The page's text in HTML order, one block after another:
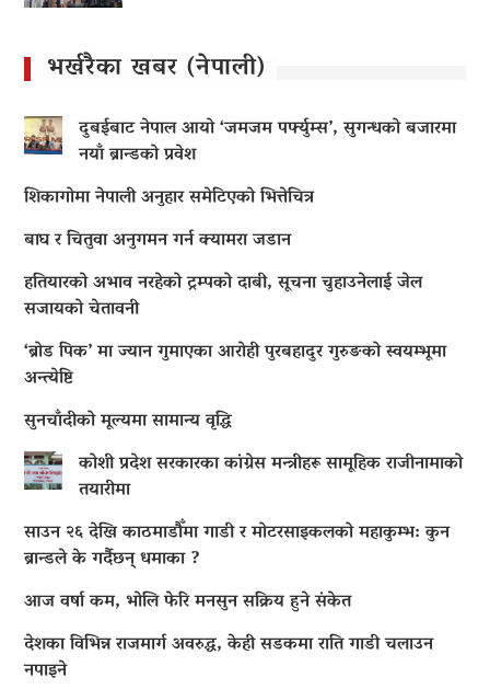
भर्खरैका खबर (नेपाली)
दुबईबाट नेपाल आयो ‘जमजम पर्फ्युम्स’, सुगन्धको बजारमा
नयाँ ब्रान्डको प्रवेश
शिकागोमा नेपाली अनुहार समेटिएको भित्तेचित्र
बाघ र चितुवा अनुगमन गर्न क्यामरा जडान
हतियारको अभाव नरहेको ट्रम्पको दाबी, सूचना चुहाउनेलाई जेल
सजायको चेतावनी
‘ब्रोड पिक’ मा ज्यान गुमाएका आराेही पुरबहादुर गुरुङको स्वयम्भूमा
अन्त्येष्टि
सुनचाँदीको मूल्यमा सामान्य वृद्धि
कोशी प्रदेश सरकारका कांग्रेस मन्त्रीहरू सामूहिक राजीनामाको
तयारीमा
साउन २६ देखि काठमाडौँमा गाडी र मोटरसाइकलको महाकुम्भ: कुन
ब्रान्डले के गर्दैछन् धमाका ?
आज वर्षा कम, भोलि फेरि मनसुन सक्रिय हुने संकेत
देशका विभिन्न राजमार्ग अवरुद्ध, केही सडकमा राति गाडी चलाउन
नपाइने